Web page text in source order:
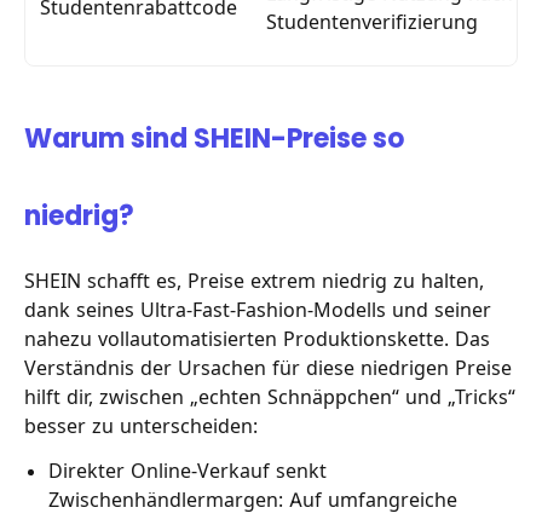
Studentenrabattcode
Studentenverifizierung
Warum sind SHEIN-Preise so
niedrig?
SHEIN schafft es, Preise extrem niedrig zu halten,
dank seines Ultra-Fast-Fashion-Modells und seiner
nahezu vollautomatisierten Produktionskette. Das
Verständnis der Ursachen für diese niedrigen Preise
hilft dir, zwischen „echten Schnäppchen“ und „Tricks“
besser zu unterscheiden:
Direkter Online-Verkauf senkt
Zwischenhändlermargen: Auf umfangreiche